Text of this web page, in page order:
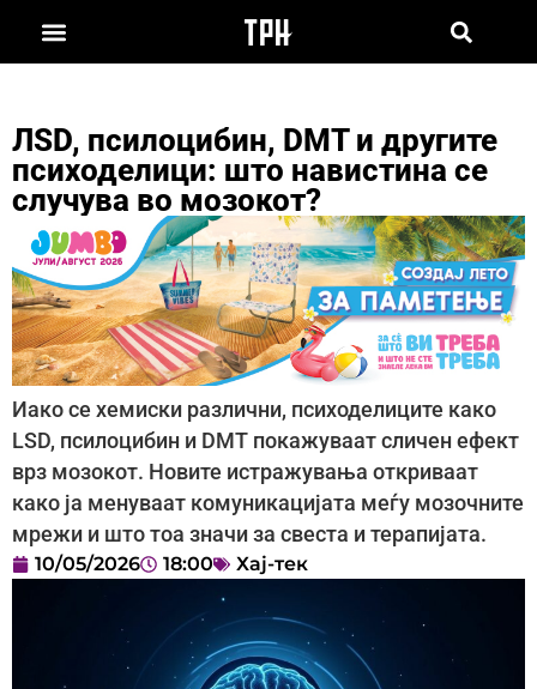
ЛSD, псилоцибин, DMT и другите
психоделици: што навистина се
случува во мозокот?
Иако се хемиски различни, психоделиците како
LSD, псилоцибин и DMT покажуваат сличен ефект
врз мозокот. Новите истражувања откриваат
како ја менуваат комуникацијата меѓу мозочните
мрежи и што тоа значи за свеста и терапијата.
10/05/2026 18:00 Хај-тек